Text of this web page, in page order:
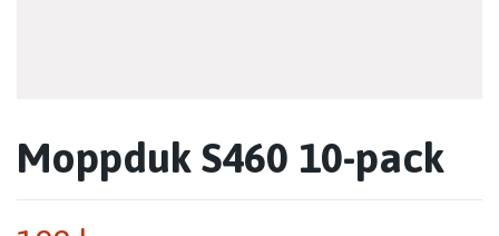
Moppduk S460 10-pack